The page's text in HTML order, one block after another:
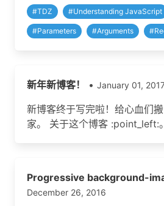
#TDZ #Understanding JavaScript
#Parameters #Arguments #
新年新博客！ • January 01,
新博客终于写完啦！给心血们
家。 关于这个博客 :point_left:。
Progressive background-
December 26, 2016